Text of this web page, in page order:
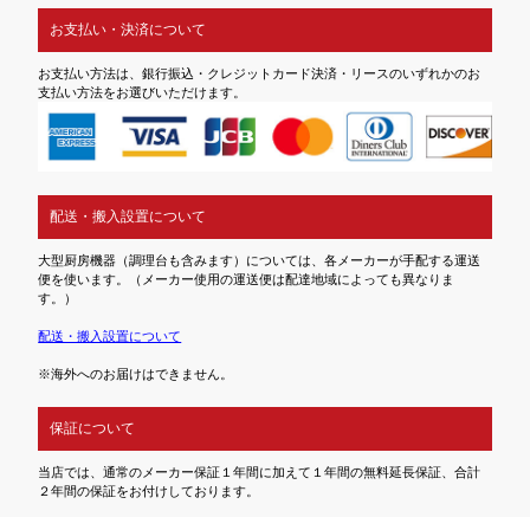
お支払い・決済について
お支払い方法は、銀行振込・クレジットカード決済・リースのいずれかのお
支払い方法をお選びいただけます。
配送・搬入設置について
大型厨房機器（調理台も含みます）については、各メーカーが手配する運送
便を使います。（メーカー使用の運送便は配達地域によっても異なりま
す。）
配送・搬入設置について
※海外へのお届けはできません。
保証について
当店では、通常のメーカー保証１年間に加えて１年間の無料延長保証、合計
２年間の保証をお付けしております。